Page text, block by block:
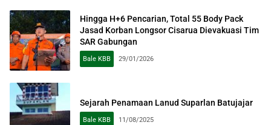
Hingga H+6 Pencarian, Total 55 Body Pack
Jasad Korban Longsor Cisarua Dievakuasi Tim
SAR Gabungan
Bale KBB 29/01/2026
Sejarah Penamaan Lanud Suparlan Batujajar
Bale KBB 11/08/2025